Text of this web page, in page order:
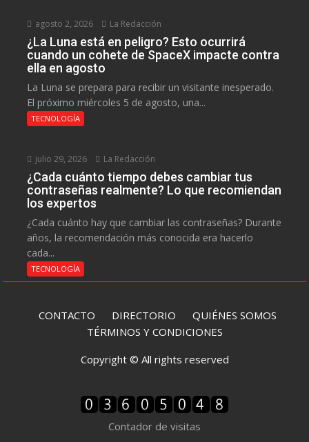
agosto 2, 2026 La Redacción
¿La Luna está en peligro? Esto ocurrirá
cuando un cohete de SpaceX impacte contra
ella en agosto
La Luna se prepara para recibir un visitante inesperado.
El próximo miércoles 5 de agosto, una...
TECNOLOGÍA
julio 29, 2026 La Redacción
¿Cada cuánto tiempo debes cambiar tus
contraseñas realmente? Lo que recomiendan
los expertos
¿Cada cuánto hay que cambiar las contraseñas? Durante
años, la recomendación más conocida era hacerlo
cada...
TECNOLOGÍA
CONTACTO DIRECTORIO QUIÉNES SOMOS
TÉRMINOS Y CONDICIONES
Copyright © All rights reserved
Contador de visitas